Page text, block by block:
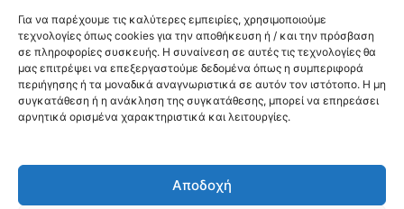
Για να παρέχουμε τις καλύτερες εμπειρίες, χρησιμοποιούμε
τεχνολογίες όπως cookies για την αποθήκευση ή / και την πρόσβαση
σε πληροφορίες συσκευής. Η συναίνεση σε αυτές τις τεχνολογίες θα
μας επιτρέψει να επεξεργαστούμε δεδομένα όπως η συμπεριφορά
περιήγησης ή τα μοναδικά αναγνωριστικά σε αυτόν τον ιστότοπο. Η μη
συγκατάθεση ή η ανάκληση της συγκατάθεσης, μπορεί να επηρεάσει
αρνητικά ορισμένα χαρακτηριστικά και λειτουργίες.
Αποδοχή
ΕΣΠΑ 2014-2020
ΕΣΠΑ 2021-2027
@2026 3ype.gr All rights reserved